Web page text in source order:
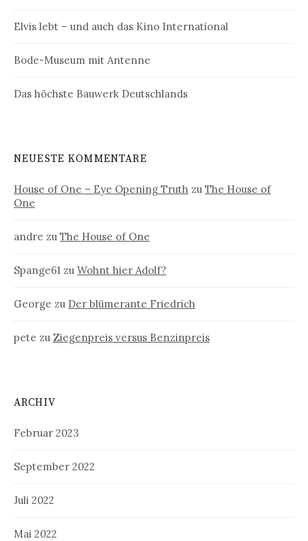
Elvis lebt – und auch das Kino International
Bode-Museum mit Antenne
Das höchste Bauwerk Deutschlands
NEUESTE KOMMENTARE
House of One – Eye Opening Truth zu The House of
One
andre zu The House of One
Spange61 zu Wohnt hier Adolf?
George zu Der blümerante Friedrich
pete zu Ziegenpreis versus Benzinpreis
ARCHIV
Februar 2023
September 2022
Juli 2022
Mai 2022